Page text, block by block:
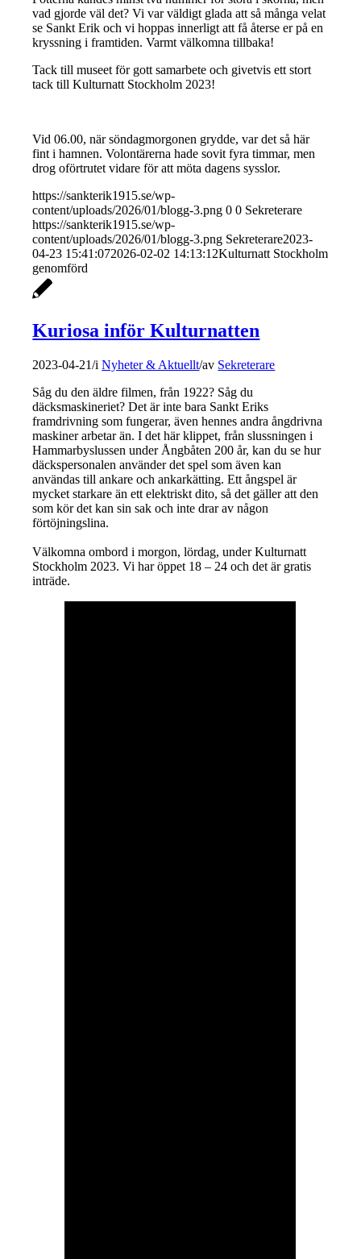
vad gjorde väl det? Vi var väldigt glada att så många velat
se Sankt Erik och vi hoppas innerligt att få återse er på en
kryssning i framtiden. Varmt välkomna tillbaka!
Tack till museet för gott samarbete och givetvis ett stort
tack till Kulturnatt Stockholm 2023!
Vid 06.00, när söndagmorgonen grydde, var det så här
fint i hamnen. Volontärerna hade sovit fyra timmar, men
drog oförtrutet vidare för att möta dagens sysslor.
https://sankterik1915.se/wp-
content/uploads/2026/01/blogg-3.png 0 0 Sekreterare
https://sankterik1915.se/wp-
content/uploads/2026/01/blogg-3.png Sekreterare2023-
04-23 15:41:072026-02-02 14:13:12Kulturnatt Stockholm
genomförd
Kuriosa inför Kulturnatten
2023-04-21/iNyheter & Aktuellt/av Sekreterare
Såg du den äldre filmen, från 1922? Såg du
däcksmaskineriet? Det är inte bara Sankt Eriks
framdrivning som fungerar, även hennes andra ångdrivna
maskiner arbetar än. I det här klippet, från slussningen i
Hammarbyslussen under Ångbåten 200 år, kan du se hur
däckspersonalen använder det spel som även kan
användas till ankare och ankarkätting. Ett ångspel är
mycket starkare än ett elektriskt dito, så det gäller att den
som kör det kan sin sak och inte drar av någon
förtöjningslina.
Välkomna ombord i morgon, lördag, under Kulturnatt
Stockholm 2023. Vi har öppet 18 – 24 och det är gratis
inträde.